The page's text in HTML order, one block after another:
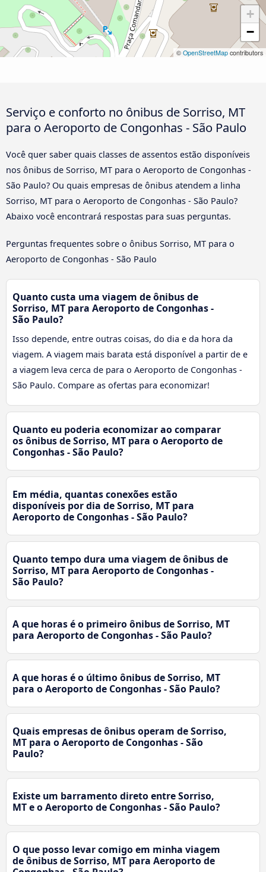
+
−
© OpenStreetMap contributors
Serviço e conforto no ônibus de Sorriso, MT
para o Aeroporto de Congonhas - São Paulo
Você quer saber quais classes de assentos estão disponíveis
nos ônibus de Sorriso, MT para o Aeroporto de Congonhas -
São Paulo? Ou quais empresas de ônibus atendem a linha
Sorriso, MT para o Aeroporto de Congonhas - São Paulo?
Abaixo você encontrará respostas para suas perguntas.
Perguntas frequentes sobre o ônibus Sorriso, MT para o
Aeroporto de Congonhas - São Paulo
Quanto custa uma viagem de ônibus de
Sorriso, MT para Aeroporto de Congonhas -
São Paulo?
Isso depende, entre outras coisas, do dia e da hora da
viagem. A viagem mais barata está disponível a partir de e
a viagem leva cerca de para o Aeroporto de Congonhas -
São Paulo. Compare as ofertas para economizar!
Quanto eu poderia economizar ao comparar
os ônibus de Sorriso, MT para o Aeroporto de
Congonhas - São Paulo?
Em média, quantas conexões estão
disponíveis por dia de Sorriso, MT para
Aeroporto de Congonhas - São Paulo?
Quanto tempo dura uma viagem de ônibus de
Sorriso, MT para Aeroporto de Congonhas -
São Paulo?
A que horas é o primeiro ônibus de Sorriso, MT
para Aeroporto de Congonhas - São Paulo?
A que horas é o último ônibus de Sorriso, MT
para o Aeroporto de Congonhas - São Paulo?
Quais empresas de ônibus operam de Sorriso,
MT para o Aeroporto de Congonhas - São
Paulo?
Existe um barramento direto entre Sorriso,
MT e o Aeroporto de Congonhas - São Paulo?
O que posso levar comigo em minha viagem
de ônibus de Sorriso, MT para Aeroporto de